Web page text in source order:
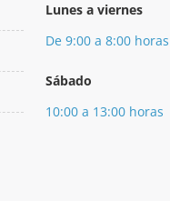
Lunes a viernes
De 9:00 a 8:00 horas
Sábado
10:00 a 13:00 horas